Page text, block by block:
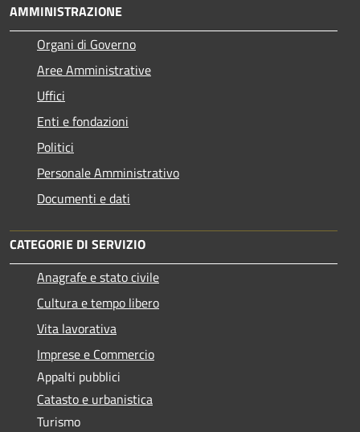
AMMINISTRAZIONE
Organi di Governo
Aree Amministrative
Uffici
Enti e fondazioni
Politici
Personale Amministrativo
Documenti e dati
CATEGORIE DI SERVIZIO
Anagrafe e stato civile
Cultura e tempo libero
Vita lavorativa
Imprese e Commercio
Appalti pubblici
Catasto e urbanistica
Turismo